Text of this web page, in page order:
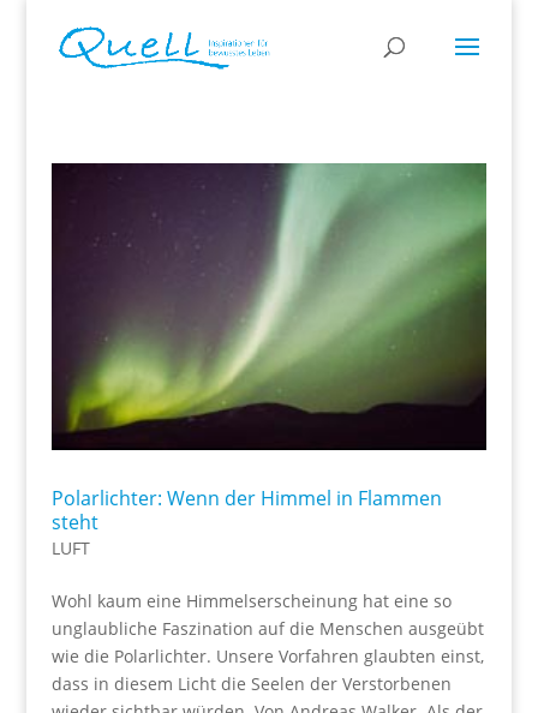
Polarlichter: Wenn der Himmel in Flammen
steht
LUFT
Wohl kaum eine Himmelserscheinung hat eine so
unglaubliche Faszination auf die Menschen ausgeübt
wie die Polarlichter. Unsere Vorfahren glaubten einst,
dass in diesem Licht die Seelen der Verstorbenen